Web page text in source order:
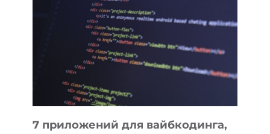
ИНСТРУМЕНТОВ
ДЛЯ
РАБОТЫ
7 приложений для вайбкодинга,